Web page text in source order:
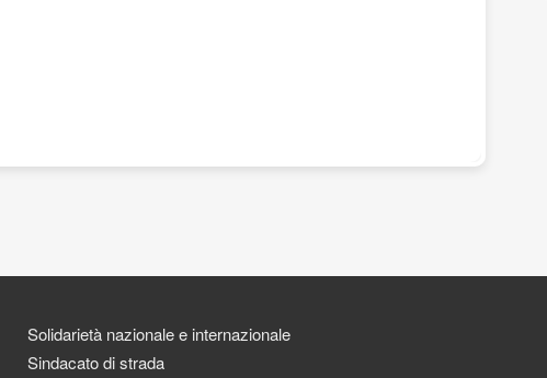
Solidarietà nazionale e internazionale
Sindacato di strada